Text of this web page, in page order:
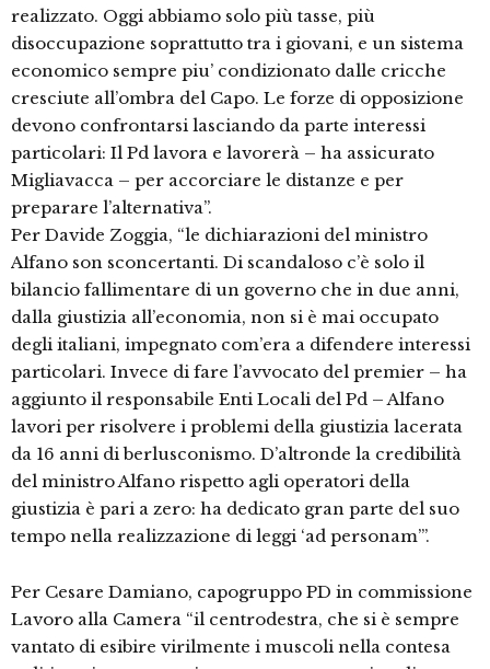
realizzato. Oggi abbiamo solo più tasse, più
disoccupazione soprattutto tra i giovani, e un sistema
economico sempre piu’ condizionato dalle cricche
cresciute all’ombra del Capo. Le forze di opposizione
devono confrontarsi lasciando da parte interessi
particolari: Il Pd lavora e lavorerà – ha assicurato
Migliavacca – per accorciare le distanze e per
preparare l’alternativa”.
Per Davide Zoggia, “le dichiarazioni del ministro
Alfano son sconcertanti. Di scandaloso c’è solo il
bilancio fallimentare di un governo che in due anni,
dalla giustizia all’economia, non si è mai occupato
degli italiani, impegnato com’era a difendere interessi
particolari. Invece di fare l’avvocato del premier – ha
aggiunto il responsabile Enti Locali del Pd – Alfano
lavori per risolvere i problemi della giustizia lacerata
da 16 anni di berlusconismo. D’altronde la credibilità
del ministro Alfano rispetto agli operatori della
giustizia è pari a zero: ha dedicato gran parte del suo
tempo nella realizzazione di leggi ‘ad personam’”.
Per Cesare Damiano, capogruppo PD in commissione
Lavoro alla Camera “il centrodestra, che si è sempre
vantato di esibire virilmente i muscoli nella contesa